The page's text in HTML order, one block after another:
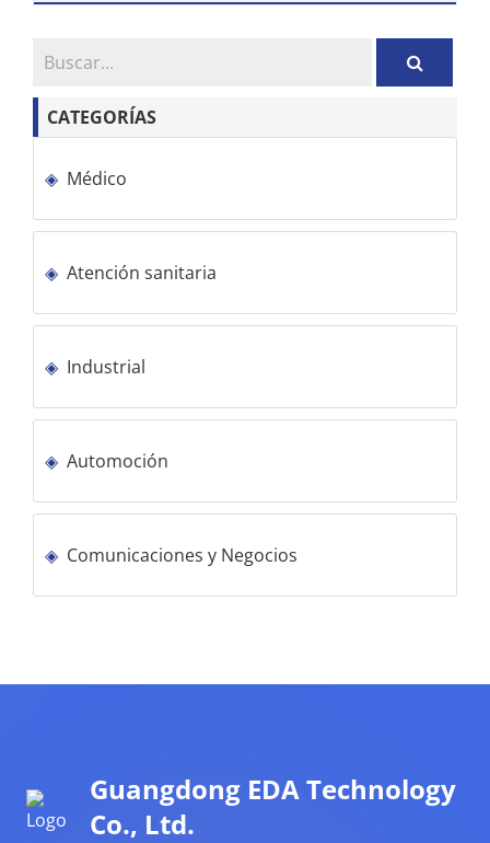
CATEGORÍAS
Médico
Atención sanitaria
Industrial
Automoción
Comunicaciones y Negocios
Guangdong EDA Technology
Co., Ltd.